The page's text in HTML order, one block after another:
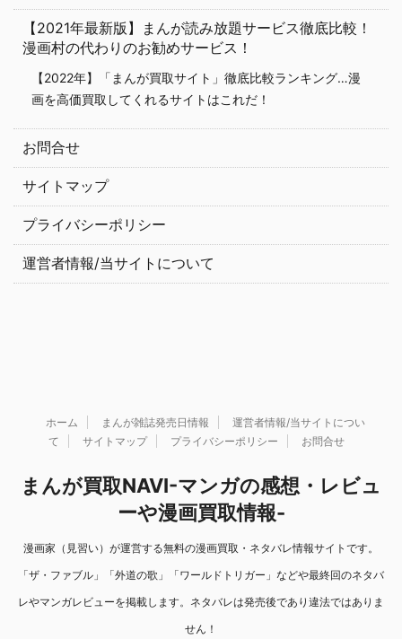
【2021年最新版】まんが読み放題サービス徹底比較！
漫画村の代わりのお勧めサービス！
【2022年】「まんが買取サイト」徹底比較ランキング…漫
画を高価買取してくれるサイトはこれだ！
お問合せ
サイトマップ
プライバシーポリシー
運営者情報/当サイトについて
ホーム まんが雑誌発売日情報
運営者情報/当サイトについ
て
サイトマップ プライバシーポリシー お問合せ
まんが買取NAVI-マンガの感想・レビュ
ーや漫画買取情報-
漫画家（見習い）が運営する無料の漫画買取・ネタバレ情報サイトです。
「ザ・ファブル」「外道の歌」「ワールドトリガー」などや最終回のネタバ
レやマンガレビューを掲載します。ネタバレは発売後であり違法ではありま
せん！